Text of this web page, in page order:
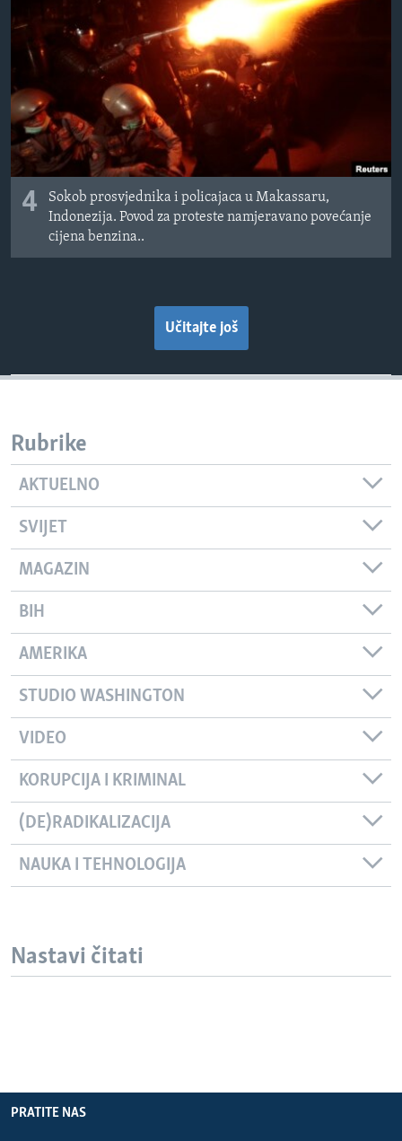
4
Sokob prosvjednika i policajaca u Makassaru,
Indonezija. Povod za proteste namjeravano povećanje
cijena benzina..
Učitajte još
Rubrike
AKTUELNO
SVIJET
MAGAZIN
BIH
AMERIKA
STUDIO WASHINGTON
VIDEO
KORUPCIJA I KRIMINAL
(DE)RADIKALIZACIJA
NAUKA I TEHNOLOGIJA
Nastavi čitati
PRATITE NAS